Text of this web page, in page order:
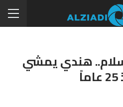
هندي يمشي